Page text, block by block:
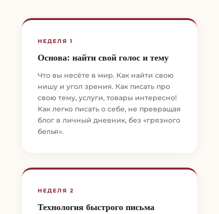
НЕДЕЛЯ 1
Основа: найти свой голос и тему
Что вы несёте в мир. Как найти свою
нишу и угол зрения. Как писать про
свою тему, услуги, товары интересно!
Как легко писать о себе, не превращая
блог в личный дневник, без «грязного
белья».
НЕДЕЛЯ 2
Технология быстрого письма